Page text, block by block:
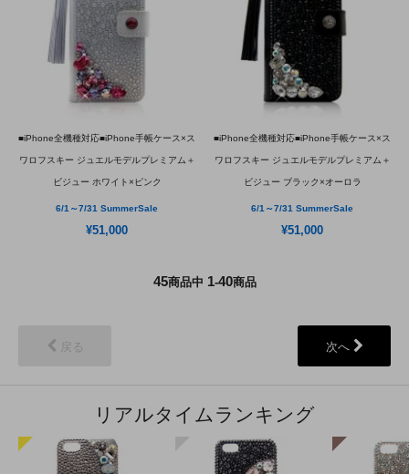
■iPhone全機種対応■iPhone手帳ケース×ス
ワロフスキー ジュエルモデルプレミアム＋
ビジュー ホワイト×ピンク
6/1～7/31 SummerSale
¥51,000
■iPhone全機種対応■iPhone手帳ケース×ス
ワロフスキー ジュエルモデルプレミアム＋
ビジュー ブラック×オーロラ
6/1～7/31 SummerSale
¥51,000
45商品中 1-40商品
戻る 次へ
リアルタイムランキング